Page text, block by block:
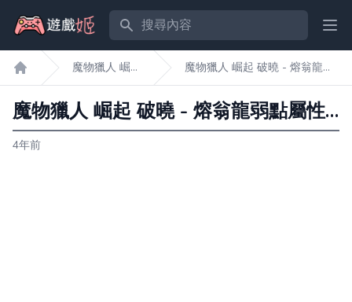
搜尋內容
遊戲姬首頁
魔物獵人 崛
起 破曉
魔物獵人 崛起 破曉 - 熔翁龍弱
點屬性攻略
魔物獵人 崛起 破曉 - 熔翁龍弱點屬性攻略
4年前